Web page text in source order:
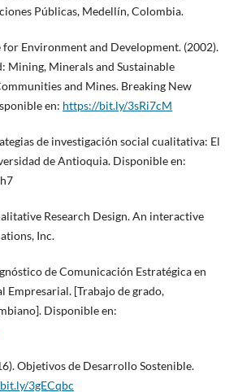
Públicas, Medellín, Colombia.
Environment and Development. (2002).
Mining, Minerals and Sustainable
and Mines. Breaking New
en: https://bit.ly/3sRi7cM
de investigación social cualitativa: El
de Antioquia. Disponible en:
Research Design. An interactive
Inc.
de Comunicación Estratégica en
Empresarial. [Trabajo de grado,
Disponible en:
Objetivos de Desarrollo Sostenible.
3gECqbc